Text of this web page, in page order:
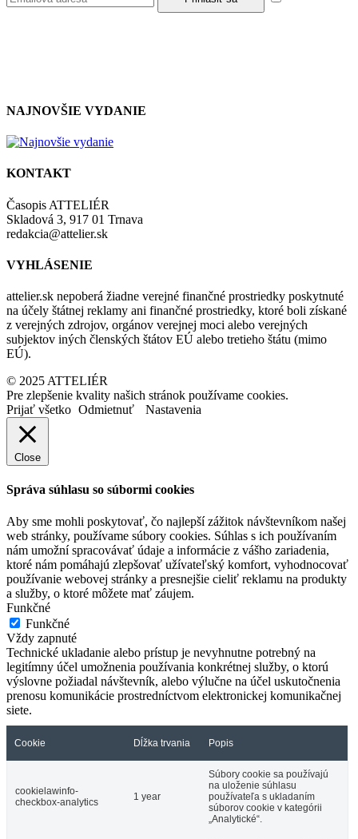
NAJNOVŠIE VYDANIE
KONTAKT
Časopis ATTELIÉR
Skladová 3, 917 01 Trnava
redakcia@attelier.sk
VYHLÁSENIE
attelier.sk nepoberá žiadne verejné finančné prostriedky poskytnuté
na účely štátnej reklamy ani finančné prostriedky, ktoré boli získané
z verejných zdrojov, orgánov verejnej moci alebo verejných
subjektov iných členských štátov EÚ alebo tretieho štátu (mimo
EÚ).
© 2025 ATTELIÉR
Pre zlepšenie kvality našich stránok používame cookies.
Prijať všetko Odmietnuť Nastavenia
Close
Správa súhlasu so súbormi cookies
Aby sme mohli poskytovať, čo najlepší zážitok návštevníkom našej
web stránky, používame súbory cookies. Súhlas s ich používaním
nám umožní spracovávať údaje a informácie z vášho zariadenia,
ktoré nám pomáhajú zlepšovať užívateľský komfort, vyhodnocovať
používanie webovej stránky a presnejšie cieliť reklamu na produkty
a služby, o ktoré môžete mať záujem.
Funkčné
Funkčné
Vždy zapnuté
Technické ukladanie alebo prístup je nevyhnutne potrebný na
legitímny účel umožnenia používania konkrétnej služby, o ktorú
výslovne požiadal návštevník, alebo výlučne na účel uskutočnenia
prenosu komunikácie prostredníctvom elektronickej komunikačnej
siete.
Cookie Dĺžka trvania Popis
cookielawinfo-
checkbox-analytics
1 year
Súbory cookie sa používajú
na uloženie súhlasu
používateľa s ukladaním
súborov cookie v kategórii
„Analytické“.